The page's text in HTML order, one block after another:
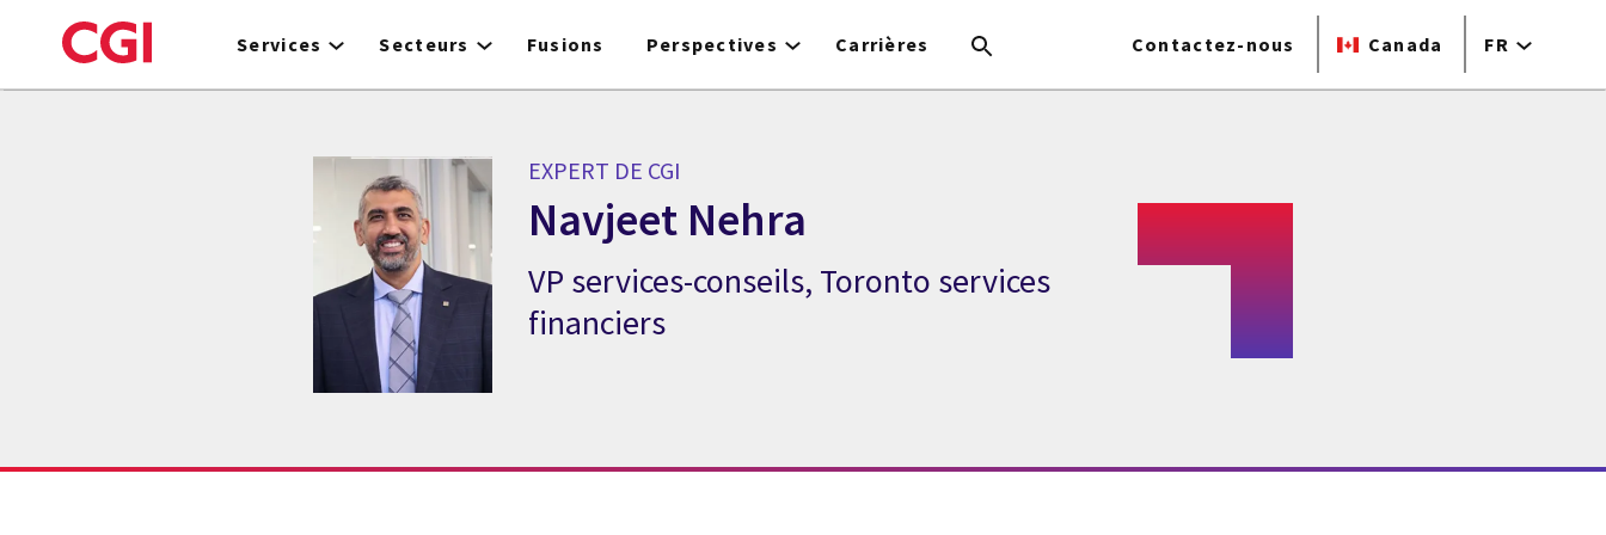
to
Services Secteurs Fusions Perspectives Carrières Contactez-nous Canada FR
EXPERT DE CGI
Navjeet Nehra
Expert de CGI Navjeet Nehra
VP services-conseils, Toronto services
financiers